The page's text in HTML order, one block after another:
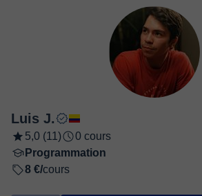
Luis J.
5,0 (11)
0 cours
Programmation
8 €/cours